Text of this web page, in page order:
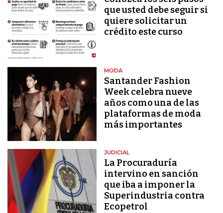
que usted debe seguir si
quiere solicitar un
crédito este curso
MODA
Santander Fashion
Week celebra nueve
años como una de las
plataformas de moda
más importantes
JUDICIAL
La Procuraduría
intervino en sanción
que iba a imponer la
Superindustria contra
Ecopetrol